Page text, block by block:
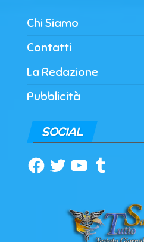
Chi Siamo
Contatti
La Redazione
Pubblicità
SOCIAL
Facebook
TwitterYouTubeTumblr